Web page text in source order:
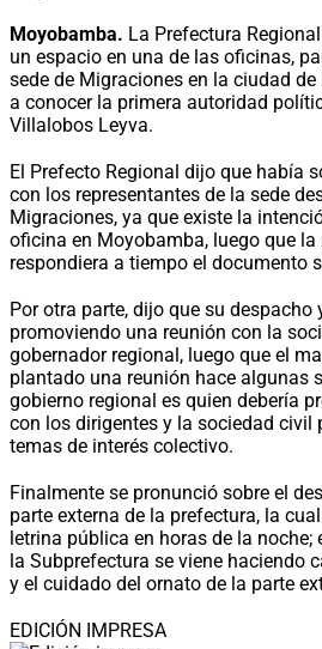
Moyobamba. La Prefectura
un espacio en una de las oficinas,
sede de Migraciones en la ciudad
a conocer la primera autoridad
Villalobos Leyva.
El Prefecto Regional dijo que había
con los representantes de la sede
Migraciones, ya que existe la
oficina en Moyobamba, luego que
respondiera a tiempo el documento
Por otra parte, dijo que su despacho
promoviendo una reunión con la
gobernador regional, luego que el
plantado una reunión hace algunas
gobierno regional es quien debería
con los dirigentes y la sociedad civil
temas de interés colectivo.
Finalmente se pronunció sobre el
parte externa de la prefectura, la
letrina pública en horas de la noche;
la Subprefectura se viene haciendo
y el cuidado del ornato de la parte
EDICIÓN IMPRESA